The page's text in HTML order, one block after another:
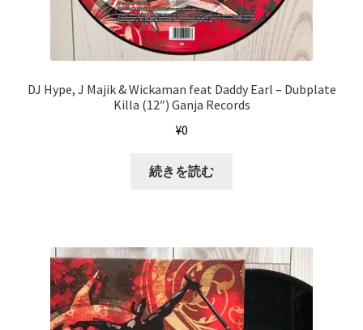
DJ Hype, J Majik & Wickaman feat Daddy Earl ‎– Dubplate
Killa (12″) Ganja Records
¥0
続きを読む